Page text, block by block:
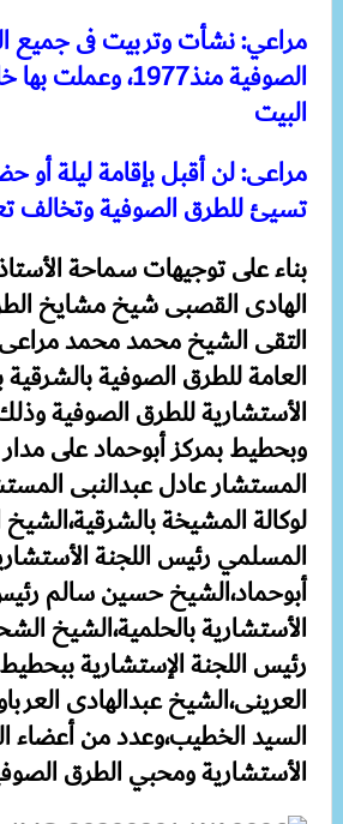
مراعي: نشأت وتربيت فى جميع
الصوفية منذ1977،
البيت
مراعى: لن أقبل بإقامة ليلة أو
تسيئ للطرق الصوفية وتخالف
بناء على توجيهات سماحة
الهادى القصبى شيخ مشايخ
التقى الشيخ محمد محمد
العامة للطرق الصوفية بالشرقية
الأستشارية للطرق الصوفية
وبحطيط بمركز أبوحماد على
المستشار عادل عبدالنبى
لوكالة المشيخة
المسلمي رئيس اللجنة
أبوحماد،الشيخ حسين سالم
الأستشارية بالحلمية،الشيخ
رئيس اللجنة الإستشارية
العرينى،الشيخ عبدالهادى
السيد الخطيب،وعدد من أعضاء
الأستشارية ومحبي الطرق